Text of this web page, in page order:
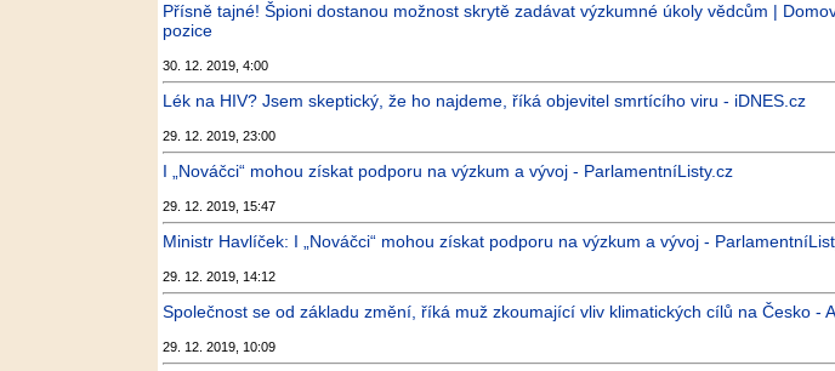
Přísně tajné! Špioni dostanou možnost skrytě zadávat výzkumné úkoly vědcům |
pozice
30. 12. 2019, 4:00
Lék na HIV? Jsem skeptický, že ho najdeme, říká objevitel smrtícího viru - iDNES.cz
29. 12. 2019, 23:00
I „Nováčci“ mohou získat podporu na výzkum a vývoj - ParlamentníListy.cz
29. 12. 2019, 15:47
Ministr Havlíček: I „Nováčci“ mohou získat podporu na výzkum a vývoj -
29. 12. 2019, 14:12
Společnost se od základu změní, říká muž zkoumající vliv klimatických cílů na Česko -
29. 12. 2019, 10:09